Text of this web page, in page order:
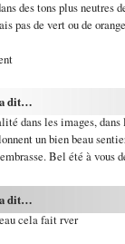
des tons plus neutres
pas de vert ou de
dit…
dans les images,
un bien beau
Bel été à vous
dit…
cela fait rver